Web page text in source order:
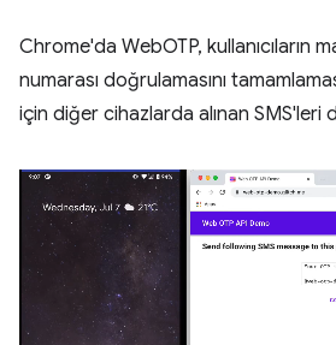
Chrome'da WebOTP, kullanıcıların
numarası doğrulamasını
için diğer cihazlarda alınan SMS'leri